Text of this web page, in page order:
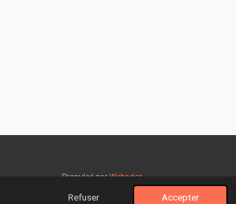
Refuser Accepter
Propulsé par Webador